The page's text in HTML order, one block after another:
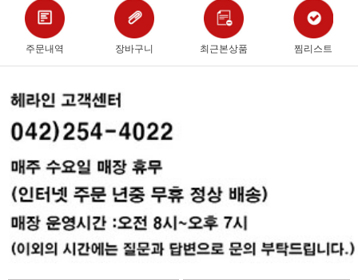
주문내역 장바구니 최근본상품 찜리스트